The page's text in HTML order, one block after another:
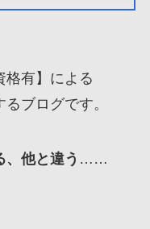
格有】による
ブログです。
、他と違う ……